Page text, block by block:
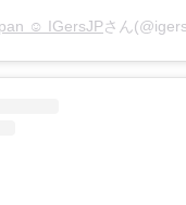
☺︎ IGersJPさん